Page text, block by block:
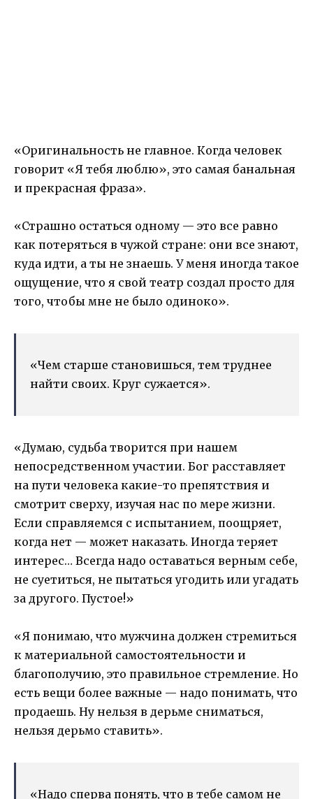
«Оригинальность не главное. Когда человек
говорит «Я тебя люблю», это самая банальная
и прекрасная фраза».
«Страшно остаться одному — это все равно
как потеряться в чужой стране: они все знают,
куда идти, а ты не знаешь. У меня иногда такое
ощущение, что я свой театр создал просто для
того, чтобы мне не было одиноко».
«Чем старше становишься, тем труднее
найти своих. Круг сужается».
«Думаю, судьба творится при нашем
непосредственном участии. Бог расставляет
на пути человека какие-то препятствия и
смотрит сверху, изучая нас по мере жизни.
Если справляемся с испытанием, поощряет,
когда нет — может наказать. Иногда теряет
интерес… Всегда надо оставаться верным себе,
не суетиться, не пытаться угодить или угадать
за другого. Пустое!»
«Я понимаю, что мужчина должен стремиться
к материальной самостоятельности и
благополучию, это правильное стремление. Но
есть вещи более важные — надо понимать, что
продаешь. Ну нельзя в дерьме сниматься,
нельзя дерьмо ставить».
«Надо сперва понять, что в тебе самом не